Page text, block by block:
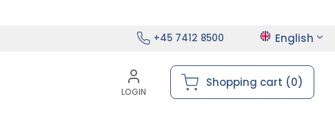
+45 7412 8500 English
LOGIN
Shopping cart (0)